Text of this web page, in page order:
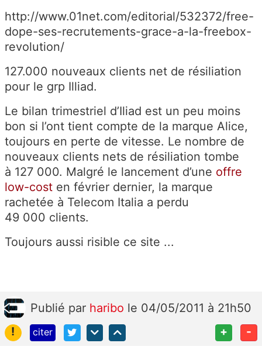
http://www.01net.com/editorial/532372/free-
dope-ses-recrutements-grace-a-la-freebox-
revolution/
127.000 nouveaux clients net de résiliation
pour le grp Illiad.
Le bilan trimestriel d’Iliad est un peu moins
bon si l’ont tient compte de la marque Alice,
toujours en perte de vitesse. Le nombre de
nouveaux clients nets de résiliation tombe
à 127 000. Malgré le lancement d’une offre
low-cost en février dernier, la marque
rachetée à Telecom Italia a perdu
49 000 clients.
Toujours aussi risible ce site ...
Publié par haribo le 04/05/2011 à 21h50
!
citer + -